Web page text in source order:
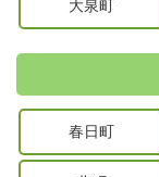
大泉町
春日町